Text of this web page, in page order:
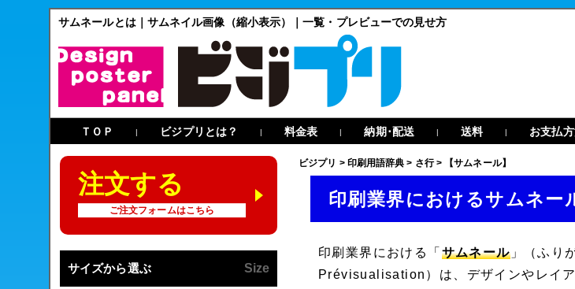
サムネールとは｜サムネイル画像（縮小表示）｜一覧・プレビューでの見せ方
ＴＯＰ | ビジプリとは？ | 料金表 | 納期･配送 | 送料 | お支払
ビジプリ > 印刷用語辞典 > さ行> 【サムネール】
印刷業界におけるサムネー
印刷業界における「 サムネール」（ふり
Prévisualisation）は、デザインやレイ
注文する
ご注文フォームはこちら
サイズから選ぶ Size